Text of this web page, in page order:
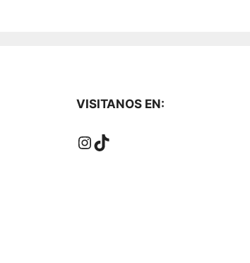
VISITANOS EN:
Instagram
TikTok